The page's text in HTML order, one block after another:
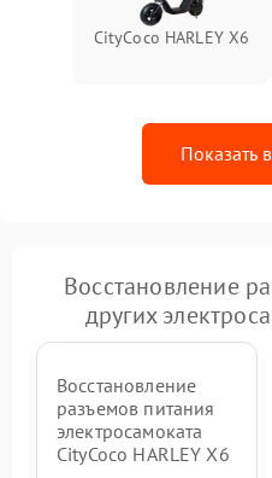
CityCoco HARLEY X6
Показать
Восстановление
других
Восстановление
разъемов питания
электросамоката
CityCoco HARLEY X6